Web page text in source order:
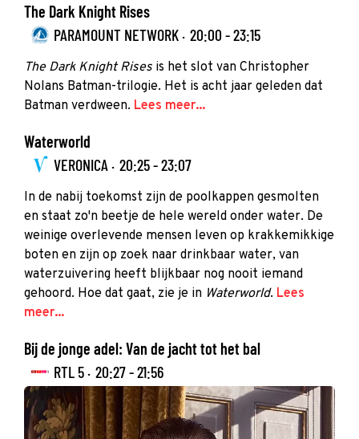
The Dark Knight Rises
PARAMOUNT NETWORK · 20:00 - 23:15
The Dark Knight Rises is het slot van Christopher
Nolans Batman-trilogie. Het is acht jaar geleden dat
Batman verdween. Lees meer...
Waterworld
VERONICA · 20:25 - 23:07
In de nabij toekomst zijn de poolkappen gesmolten
en staat zo'n beetje de hele wereld onder water. De
weinige overlevende mensen leven op krakkemikkige
boten en zijn op zoek naar drinkbaar water, van
waterzuivering heeft blijkbaar nog nooit iemand
gehoord. Hoe dat gaat, zie je in Waterworld. Lees
meer...
Bij de jonge adel: Van de jacht tot het bal
RTL 5 · 20:27 - 21:56